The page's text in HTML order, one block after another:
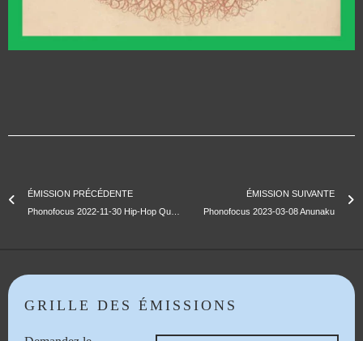
ÉMISSION PRÉCÉDENTE
ÉMISSION SUIVANTE
Phonofocus 2023-03-08 Anunaku
GRILLE DES ÉMISSIONS